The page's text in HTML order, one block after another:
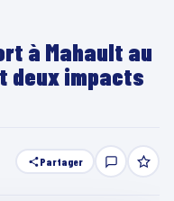
à Mahault au
deux impacts
Partager